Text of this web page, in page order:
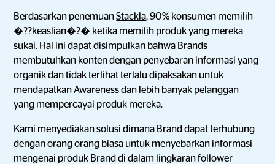
Berdasarkan penemuanStackla, 90% konsumen memilih
�??keaslian�?� ketika memilih produk yang mereka
sukai. Hal ini dapat disimpulkan bahwa Brands
membutuhkan konten dengan penyebaran informasi yang
organik dan tidak terlihat terlalu dipaksakan untuk
mendapatkan Awareness dan lebih banyak pelanggan
yang mempercayai produk mereka.
Kami menyediakan solusi dimana Brand dapat terhubung
dengan orang orang biasa untuk menyebarkan informasi
mengenai produk Brand di dalam lingkaran follower